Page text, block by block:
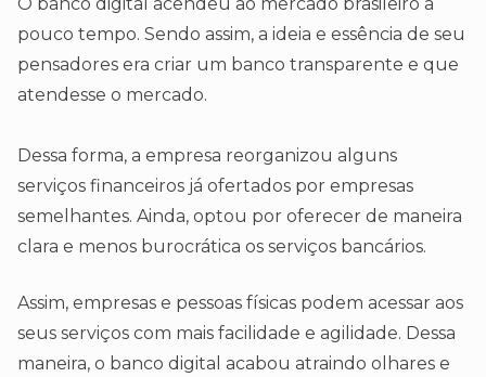
pouco tempo. Sendo assim, a ideia e essência de seu
pensadores era criar um banco transparente e que
atendesse o mercado.
Dessa forma, a empresa reorganizou alguns
serviços financeiros já ofertados por empresas
semelhantes. Ainda, optou por oferecer de maneira
clara e menos burocrática os serviços bancários.
Assim, empresas e pessoas físicas podem acessar aos
seus serviços com mais facilidade e agilidade. Dessa
maneira, o banco digital acabou atraindo olhares e